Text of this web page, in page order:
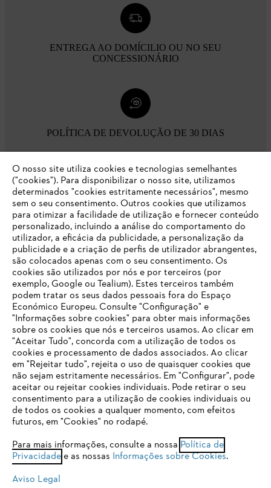
ENTREGA AO DOMÍCILIO OU NO SEU
CONCESSIONÁRIO
POLÍTICA DE DEVOLUÇÃO DE 30 DIAS
Opções de pagamento
Empresa
FAQs Loja Online
Contacto
Condições gerais de venda Proteção de Dados
Sobre nós
O SEU NAVEGADOR NÃO SUPORTA
ESTE WEBSITE
Está utilizar um navegador que ainda não suportamos. Para
obter o melhor uso de nosso site, recomendamos que altere
para um dos seguintes navegadores:
firefox chrome
O nosso site utiliza cookies e tecnologias semelhantes
("cookies"). Para disponibilizar o nosso site, utilizamos
determinados "cookies estritamente necessários", mesmo
sem o seu consentimento. Outros cookies que utilizamos
para otimizar a facilidade de utilização e fornecer conteúdo
personalizado, incluindo a análise do comportamento do
utilizador, a eficácia da publicidade, a personalização da
publicidade e a criação de perfis de utilizador abrangentes,
são colocados apenas com o seu consentimento. Os
cookies são utilizados por nós e por terceiros (por
exemplo, Google ou Tealium). Estes terceiros também
podem tratar os seus dados pessoais fora do Espaço
Económico Europeu. Consulte "Configuração" e
"Informações sobre cookies" para obter mais informações
sobre os cookies que nós e terceiros usamos. Ao clicar em
"Aceitar Tudo", concorda com a utilização de todos os
cookies e processamento de dados associados. Ao clicar
em "Rejeitar tudo", rejeita o uso de quaisquer cookies que
não sejam estritamente necessários. Em "Configurar", pode
aceitar ou rejeitar cookies individuais. Pode retirar o seu
consentimento para a utilização de cookies individuais ou
de todos os cookies a qualquer momento, com efeitos
futuros, em "Cookies" no rodapé.
Para mais informações, consulte a nossa Política de
Privacidadee as nossas Informações sobre Cookies.
Aviso Legal